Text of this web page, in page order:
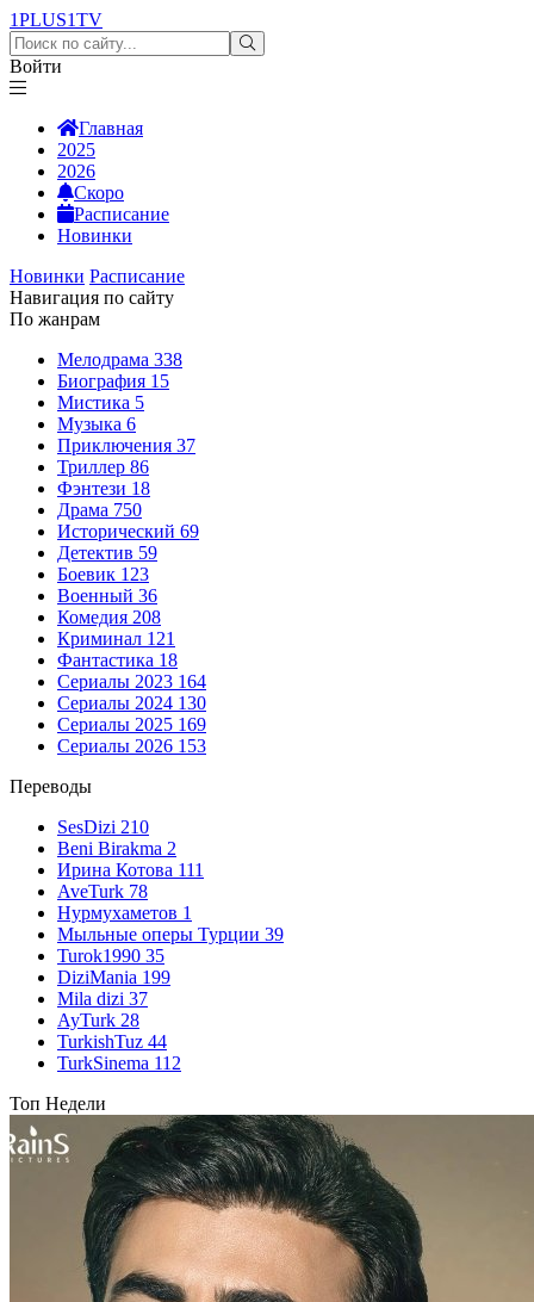
1PLUS1TV
Войти
Главная
2025
2026
Скоро
Расписание
Новинки
Новинки Расписание
Навигация по сайту
По жанрам
Мелодрама 338
Биография 15
Мистика 5
Музыка 6
Приключения 37
Триллер 86
Фэнтези 18
Драма 750
Исторический 69
Детектив 59
Боевик 123
Военный 36
Комедия 208
Криминал 121
Фантастика 18
Сериалы 2023 164
Сериалы 2024 130
Сериалы 2025 169
Сериалы 2026 153
Переводы
SesDizi 210
Beni Birakma 2
Ирина Котова 111
AveTurk 78
Нурмухаметов 1
Мыльные оперы Турции 39
Turok1990 35
DiziMania 199
Mila dizi 37
AyTurk 28
TurkishTuz 44
TurkSinema 112
Топ Недели